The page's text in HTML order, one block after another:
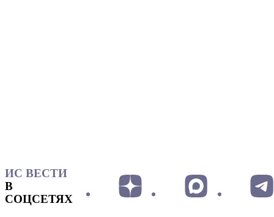
ИС ВЕСТИ
В
СОЦСЕТЯХ